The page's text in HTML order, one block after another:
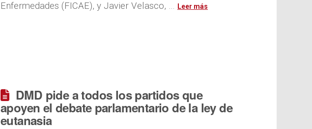
Enfermedades (FICAE), y Javier Velasco, …
DMD pide a todos los partidos que
apoyen el debate parlamentario de la ley de
eutanasia